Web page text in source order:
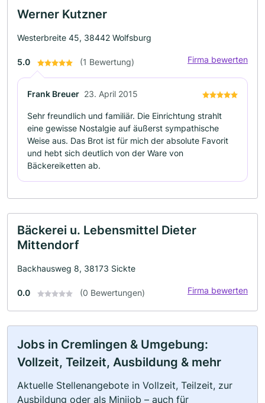
Werner Kutzner
Westerbreite 45, 38442 Wolfsburg
5.0 (1 Bewertung) Firma bewerten
Frank Breuer 23. April 2015
Sehr freundlich und familiär. Die Einrichtung strahlt
eine gewisse Nostalgie auf äußerst sympathische
Weise aus. Das Brot ist für mich der absolute Favorit
und hebt sich deutlich von der Ware von
Bäckereiketten ab.
Bäckerei u. Lebensmittel Dieter
Mittendorf
Backhausweg 8, 38173 Sickte
0.0 (0 Bewertungen) Firma bewerten
Jobs in Cremlingen & Umgebung:
Vollzeit, Teilzeit, Ausbildung & mehr
Aktuelle Stellenangebote in Vollzeit, Teilzeit, zur
Ausbildung oder als Minijob – auch für